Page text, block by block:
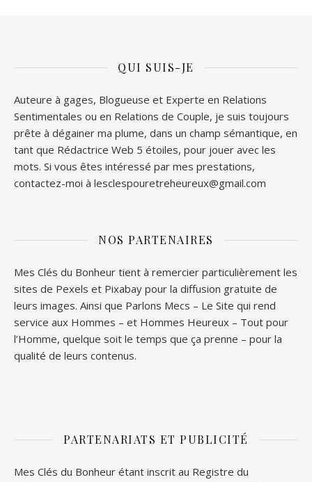
QUI SUIS-JE
Auteure à gages, Blogueuse et Experte en Relations
Sentimentales ou en Relations de Couple, je suis toujours
prête à dégainer ma plume, dans un champ sémantique, en
tant que Rédactrice Web 5 étoiles, pour jouer avec les
mots. Si vous êtes intéressé par mes prestations,
contactez-moi à lesclespouretreheureux@gmail.com
NOS PARTENAIRES
Mes Clés du Bonheur tient à remercier particulièrement les
sites de Pexels et Pixabay pour la diffusion gratuite de
leurs images. Ainsi que Parlons Mecs – Le Site qui rend
service aux Hommes – et Hommes Heureux – Tout pour
l’Homme, quelque soit le temps que ça prenne – pour la
qualité de leurs contenus.
PARTENARIATS ET PUBLICITÉ
Mes Clés du Bonheur étant inscrit au Registre du